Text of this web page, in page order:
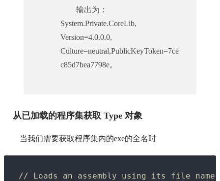
输出为：
System.Private.CoreLib,
Version=4.0.0.0,
Culture=neutral,PublicKeyToken=7ce
c85d7bea7798e。
从已加载的程序集获取 Type 对象
当我们需要获取程序集内的exe的全名时
// Loads an assembly using its file name.